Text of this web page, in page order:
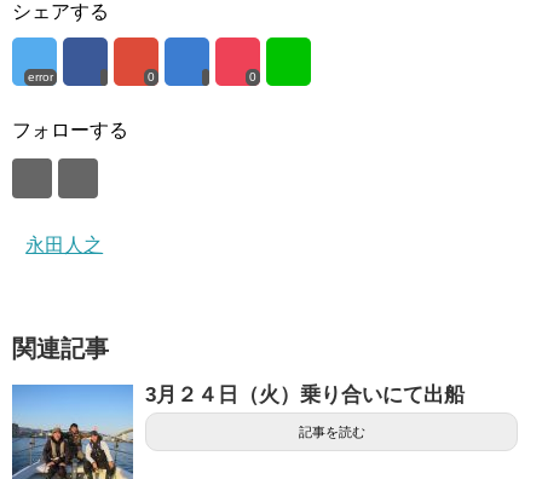
シェアする
error 0 0
フォローする
永田人之
関連記事
3月２４日（火）乗り合いにて出船
記事を読む